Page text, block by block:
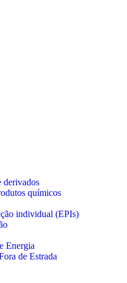
derivados
químicos
individual (EPIs)
Energia
de Estrada